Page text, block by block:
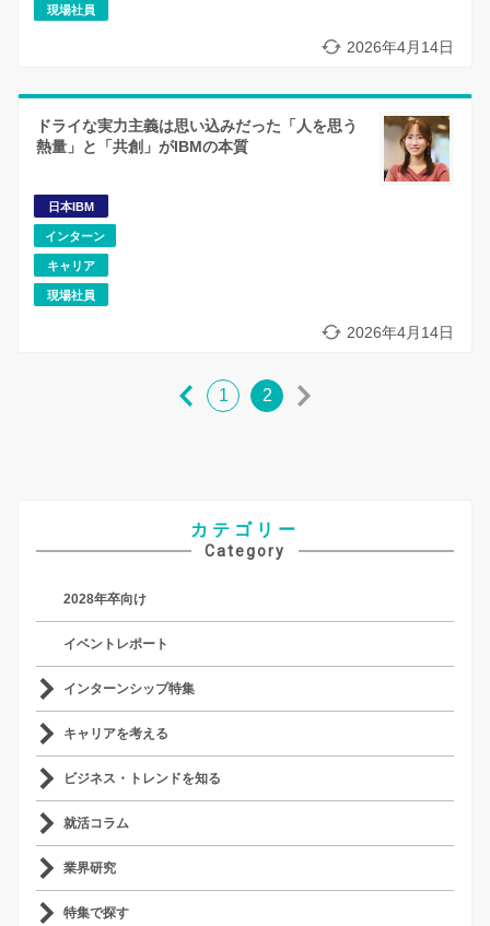
現場社員
2026年4月14日
ドライな実力主義は思い込みだった「人を思う
熱量」と「共創」がIBMの本質
日本IBM
インターン
キャリア
現場社員
2026年4月14日
1 2
カテゴリー
Category
2028年卒向け
イベントレポート
インターンシップ特集
キャリアを考える
ビジネス・トレンドを知る
就活コラム
業界研究
特集で探す